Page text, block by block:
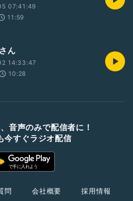
07:41:49
11:59
ん
14:33:47
10:28
音声のみで配信者に！
今すぐラジオ配信
問 会社概要 採用情報